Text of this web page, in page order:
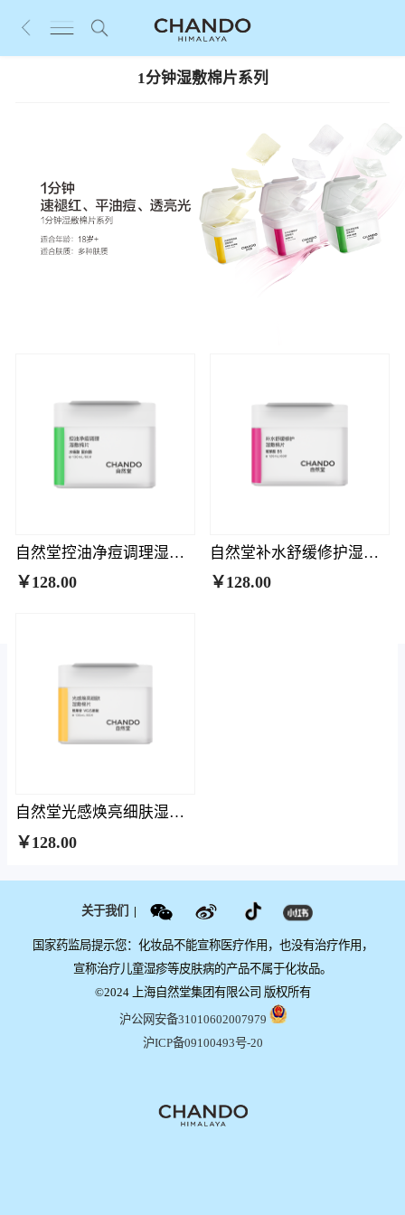
1分钟湿敷棉片系列
自然堂控油净痘调理湿敷棉片
￥128.00
自然堂补水舒缓修护湿敷棉片
￥128.00
自然堂光感焕亮细肤湿敷棉片
￥128.00
关于我们 |
国家药监局提示您：化妆品不能宣称医疗作用，也没有治疗作用，
宣称治疗儿童湿疹等皮肤病的产品不属于化妆品。
©2024 上海自然堂集团有限公司 版权所有
沪公网安备31010602007979
沪ICP备09100493号-20